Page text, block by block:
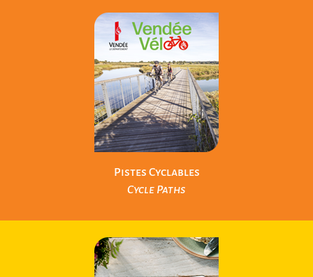
Produits Locaux
Local Products
Pistes Cyclables
Cycle Paths